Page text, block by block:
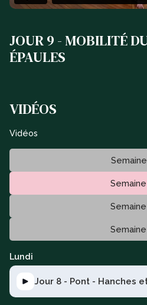
JOUR 9 - MOBILITÉ
ÉPAULES
VIDÉOS
Vidéos
Lundi
Jour 8 - Pont - Hanches